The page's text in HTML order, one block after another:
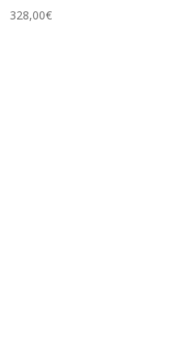
328,00€